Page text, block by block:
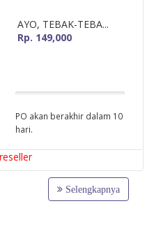
AYO, TEBAK-TEBA...
Rp. 149,000
0%
Complete
PO akan berakhir dalam 10
hari.
Selengkapnya